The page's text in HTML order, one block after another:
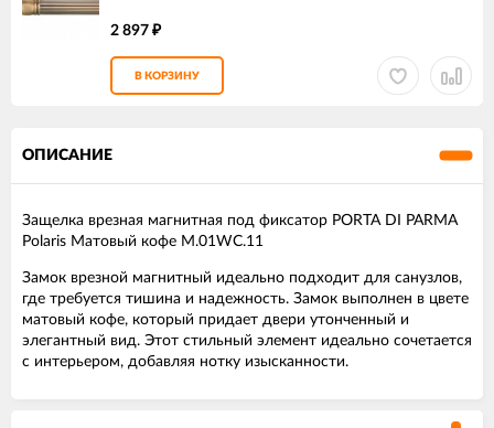
2 897 ₽
В КОРЗИНУ
ОПИСАНИЕ
Защелка врезная магнитная под фиксатор PORTA DI PARMA
Polaris Матовый кофе M.01WC.11
Замок врезной магнитный идеально подходит для санузлов,
где требуется тишина и надежность. Замок выполнен в цвете
матовый кофе, который придает двери утонченный и
элегантный вид. Этот стильный элемент идеально сочетается
с интерьером, добавляя нотку изысканности.